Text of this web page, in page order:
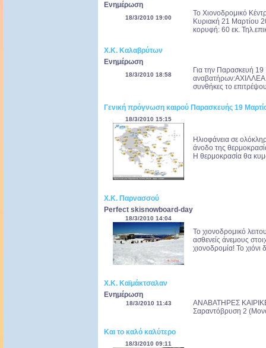
Ενημέρωση
18/3/2010 19:00
To Χιονοδρομικό
Kυριακή 21 Μαρτίου
κορυφή: 60 εκ.
Χ.Κ. Καλαβρύτων
Ενημέρωση
18/3/2010 18:58
Για την Παρασκευή 19
συνθήκες το
Γενική πρόγνωση καιρού Παρασκευής 19
18/3/2010 15:15
Ηλιοφάνεια σε
άνοδο της
Η θερμοκρασία θα
Χ.Κ. Παρνασσού
Perfect skisnowboard-day
18/3/2010 14:04
Το χιονοδρομικό
ασθενείς άνεμους
χιονοδρομία! Το
Χ.Κ. Καϊμάκτσαλαν
Ενημέρωση
18/3/2010 11:43
ΑΝΑΒΑΤΗΡΕΣ
Σαραντόβρυση 2
Και το καλό καλύτερο
18/3/2010 09:11